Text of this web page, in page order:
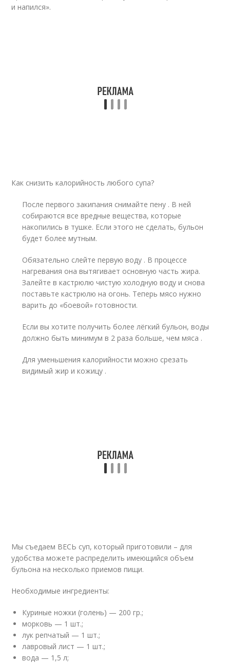
и напился».
Как снизить калорийность любого супа?
После первого закипания снимайте пену . В ней
собираются все вредные вещества, которые
накопились в тушке. Если этого не сделать, бульон
будет более мутным.
Обязательно слейте первую воду . В процессе
нагревания она вытягивает основную часть жира.
Залейте в кастрюлю чистую холодную воду и снова
поставьте кастрюлю на огонь. Теперь мясо нужно
варить до «боевой» готовности.
Если вы хотите получить более лёгкий бульон, воды
должно быть минимум в 2 раза больше, чем мяса .
Для уменьшения калорийности можно срезать
видимый жир и кожицу .
Мы съедаем ВЕСЬ суп, который приготовили – для
удобства можете распределить имеющийся объем
бульона на несколько приемов пищи.
Необходимые ингредиенты:
Куриные ножки (голень) — 200 гр.;
морковь — 1 шт.;
лук репчатый — 1 шт.;
лавровый лист — 1 шт.;
вода — 1,5 л;